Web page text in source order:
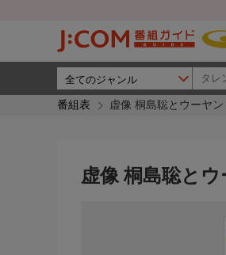
番組表 虚像 桐島聡とウーヤ
虚像 桐島聡と